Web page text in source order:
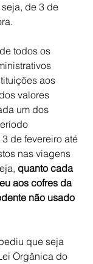
de 3 de
todos os
aos
valores
um dos
de fevereiro até
nas viagens
quanto cada
aos cofres da
não usado
que seja
Orgânica do